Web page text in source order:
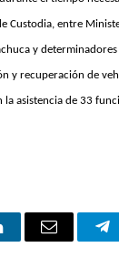
Custodia, entre
y
y recuperación de
la asistencia de 33
Email